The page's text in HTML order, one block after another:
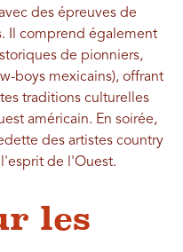
des épreuves de
Il comprend également
de pionniers,
boys mexicains), offrant
traditions culturelles
américain. En soirée,
des artistes country
de l'Ouest.
les